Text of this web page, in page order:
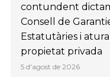
contundent
Consell de
Estatutàries i
propietat privada
5 d'agost de 2026